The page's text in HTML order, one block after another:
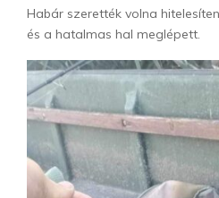
Habár szerették volna
és a hatalmas hal meglépett.